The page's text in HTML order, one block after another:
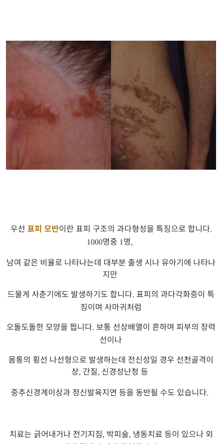
우선 표피 모반이란 표피 구조의 과다형성을 특징으로 합니다.
1000명중 1 명,
남여 같은 비율로 나타나는데 대부분 출생 시나 유아기에 나타나
지만
드물게 사춘기에도 발생하기도 합니다.표피의 과다각화증이 특
징이며 사마귀처럼
오돌도돌한 모양을 띕니다.보통 선상배열이 흔하며 피부의 장력
선이나
몸통의 횡선 나선형으로 발생하는데 전신성일 경우 선천골격이
상, 간질, 신경성난청 등
중추신경계이상과 정신발육지연 등을 동반될 수도 있습니다.
치료는 긁어내거나 전기지짐, 박피술, 냉동치료 등이 있으나 외